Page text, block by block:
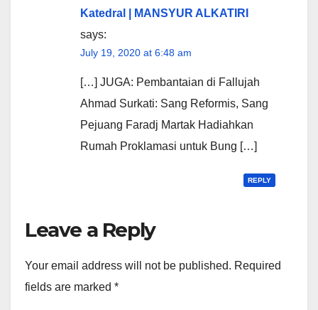
Katedral | MANSYUR ALKATIRI
says:
July 19, 2020 at 6:48 am
[…] JUGA: Pembantaian di Fallujah
Ahmad Surkati: Sang Reformis, Sang
Pejuang Faradj Martak Hadiahkan
Rumah Proklamasi untuk Bung […]
REPLY
Leave a Reply
Your email address will not be published. Required
fields are marked *